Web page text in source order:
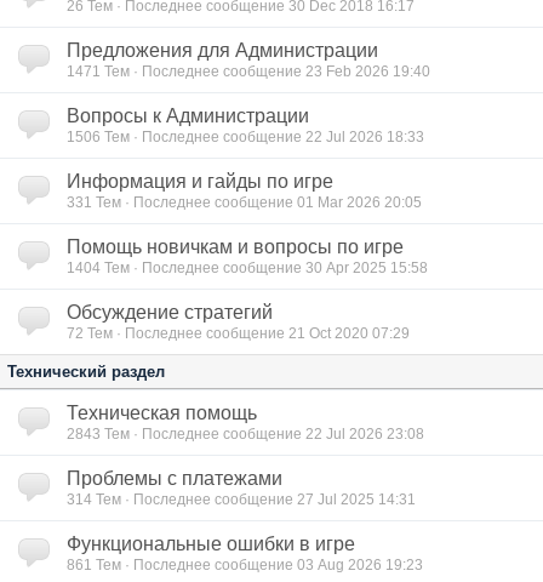
26 Тем · Последнее сообщение 30 Dec 2018 16:17
Предложения для Администрации
1471 Тем · Последнее сообщение 23 Feb 2026 19:40
Вопросы к Администрации
1506 Тем · Последнее сообщение 22 Jul 2026 18:33
Информация и гайды по игре
331 Тем · Последнее сообщение 01 Mar 2026 20:05
Помощь новичкам и вопросы по игре
1404 Тем · Последнее сообщение 30 Apr 2025 15:58
Обсуждение стратегий
72 Тем · Последнее сообщение 21 Oct 2020 07:29
Технический раздел
Техническая помощь
2843 Тем · Последнее сообщение 22 Jul 2026 23:08
Проблемы с платежами
314 Тем · Последнее сообщение 27 Jul 2025 14:31
Функциональные ошибки в игре
861 Тем · Последнее сообщение 03 Aug 2026 19:23